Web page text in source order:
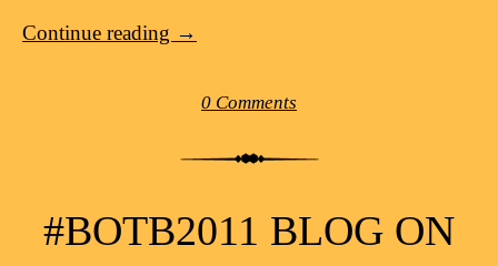
Continue reading →
0 Comments
#BOTB2011 BLOG ON